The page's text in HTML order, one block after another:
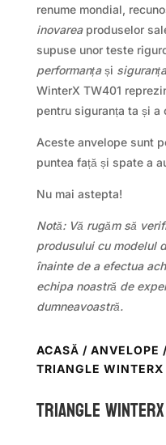
renume mondial,
inovareaproduselor
supuse unor teste
performanțași siguranța
WinterX TW401
pentru siguranța ta și a
Aceste anvelope sunt
puntea față și spate a
Nu mai astepta!
Notă: Vă rugăm să
produsului cu modelul
înainte de a efectua
echipa noastră de
dumneavoastră.
ACASĂ / ANVELOPE
TRIANGLE
TRIANGLE